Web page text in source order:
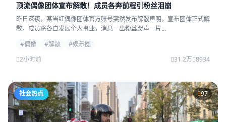
顶流偶像团体宣布解散！成员各奔前程引粉丝泪崩
昨日深夜，某当红偶像团体官方账号突然发布解散声明，宣布团体正式解
散，成员将各自发展个人事业，消息一出粉丝哭声一片...
#偶像
#解散
#娱乐圈
2小时前
31.2万 8934
社会热点 97